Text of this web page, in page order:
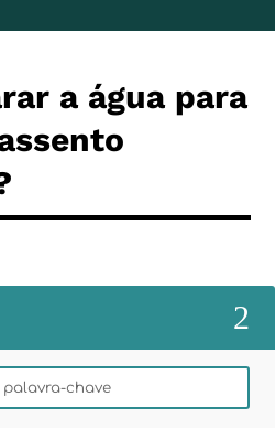
a água para
2